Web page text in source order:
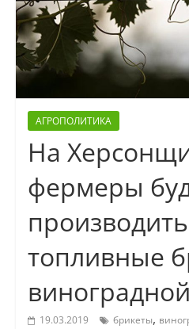
АГРОПОЛИТИКА
На
фермеры
производить
топливные
19.03.2019 брикеты,